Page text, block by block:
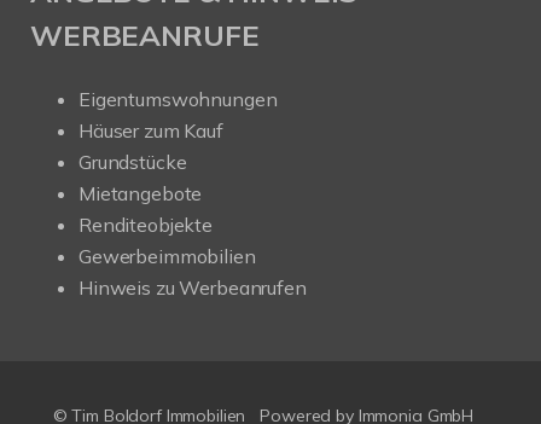
WERBEANRUFE
Eigentumswohnungen
Häuser zum Kauf
Grundstücke
Mietangebote
Renditeobjekte
Gewerbeimmobilien
Hinweis zu Werbeanrufen
© Tim Boldorf Immobilien Powered by Immonia GmbH